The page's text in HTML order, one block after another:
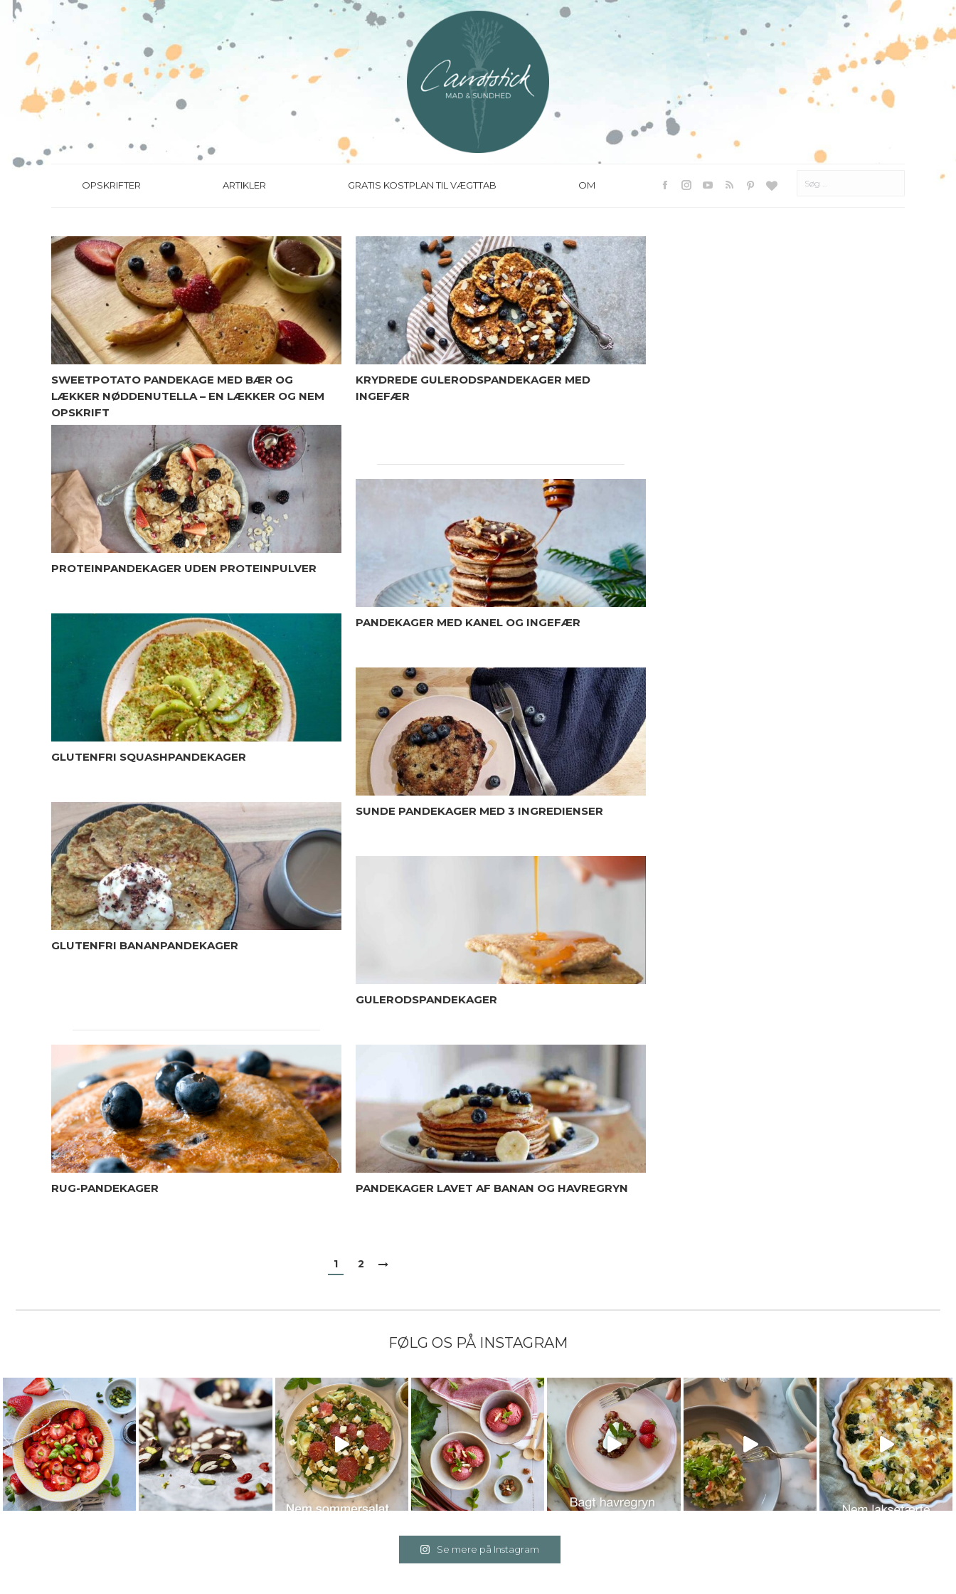
OPSKRIFTER ARTIKLER GRATIS KOSTPLAN TIL VÆGTTAB OM
FacebookInstagramYouTubePinterestWebsted
SWEETPOTATO PANDEKAGE MED BÆR OG
LÆKKER NØDDENUTELLA – EN LÆKKER OG NEM
OPSKRIFT
KRYDREDE GULERODSPANDEKAGER MED
INGEFÆR
PROTEINPANDEKAGER UDEN PROTEINPULVER
PANDEKAGER MED KANEL OG INGEFÆR
GLUTENFRI SQUASHPANDEKAGER
SUNDE PANDEKAGER MED 3 INGREDIENSER
GLUTENFRI BANANPANDEKAGER
GULERODSPANDEKAGER
RUG-PANDEKAGER PANDEKAGER LAVET AF BANAN OG HAVREGRYN
1 2
FØLG OS PÅ INSTAGRAM
Se mere på Instagram